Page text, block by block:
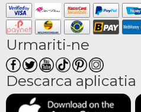
Urmariti-ne
Descarca aplicatia